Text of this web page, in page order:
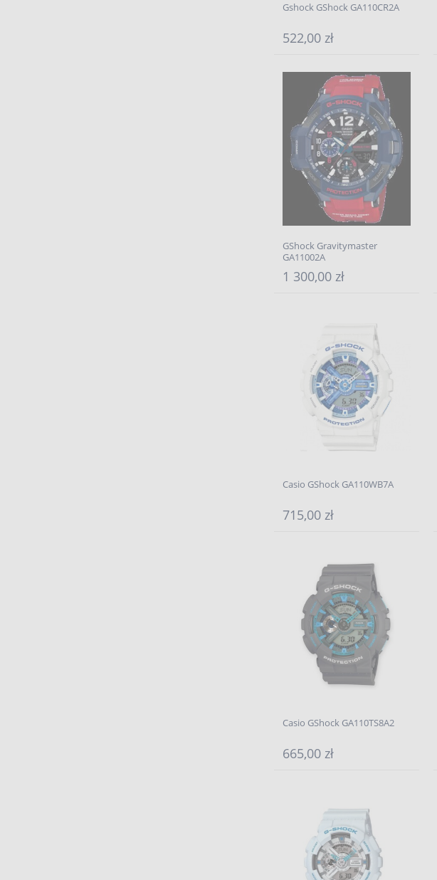
Gshock GShock GA110CR2A
522,00 zł
GShock Gravitymaster
GA11002A
1 300,00 zł
Casio GShock GA110WB7A
715,00 zł
Casio GShock GA110TS8A2
665,00 zł